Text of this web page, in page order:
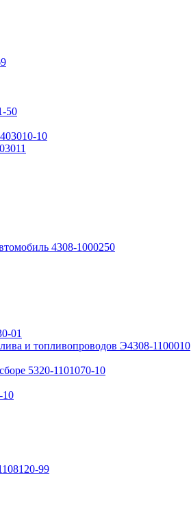
50
10
4308-1000250
01
и топливопроводов Э4308-1100010
5320-1101070-10
10
99